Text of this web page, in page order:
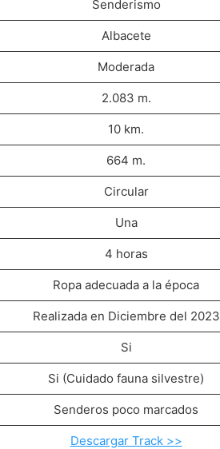
Senderismo
Albacete
Moderada
2.083 m.
10 km.
664 m.
Circular
Una
4 horas
Ropa adecuada a la época
Realizada en Diciembre del 2023
Si
Si (Cuidado fauna silvestre)
Senderos poco marcados
Descargar Track >>